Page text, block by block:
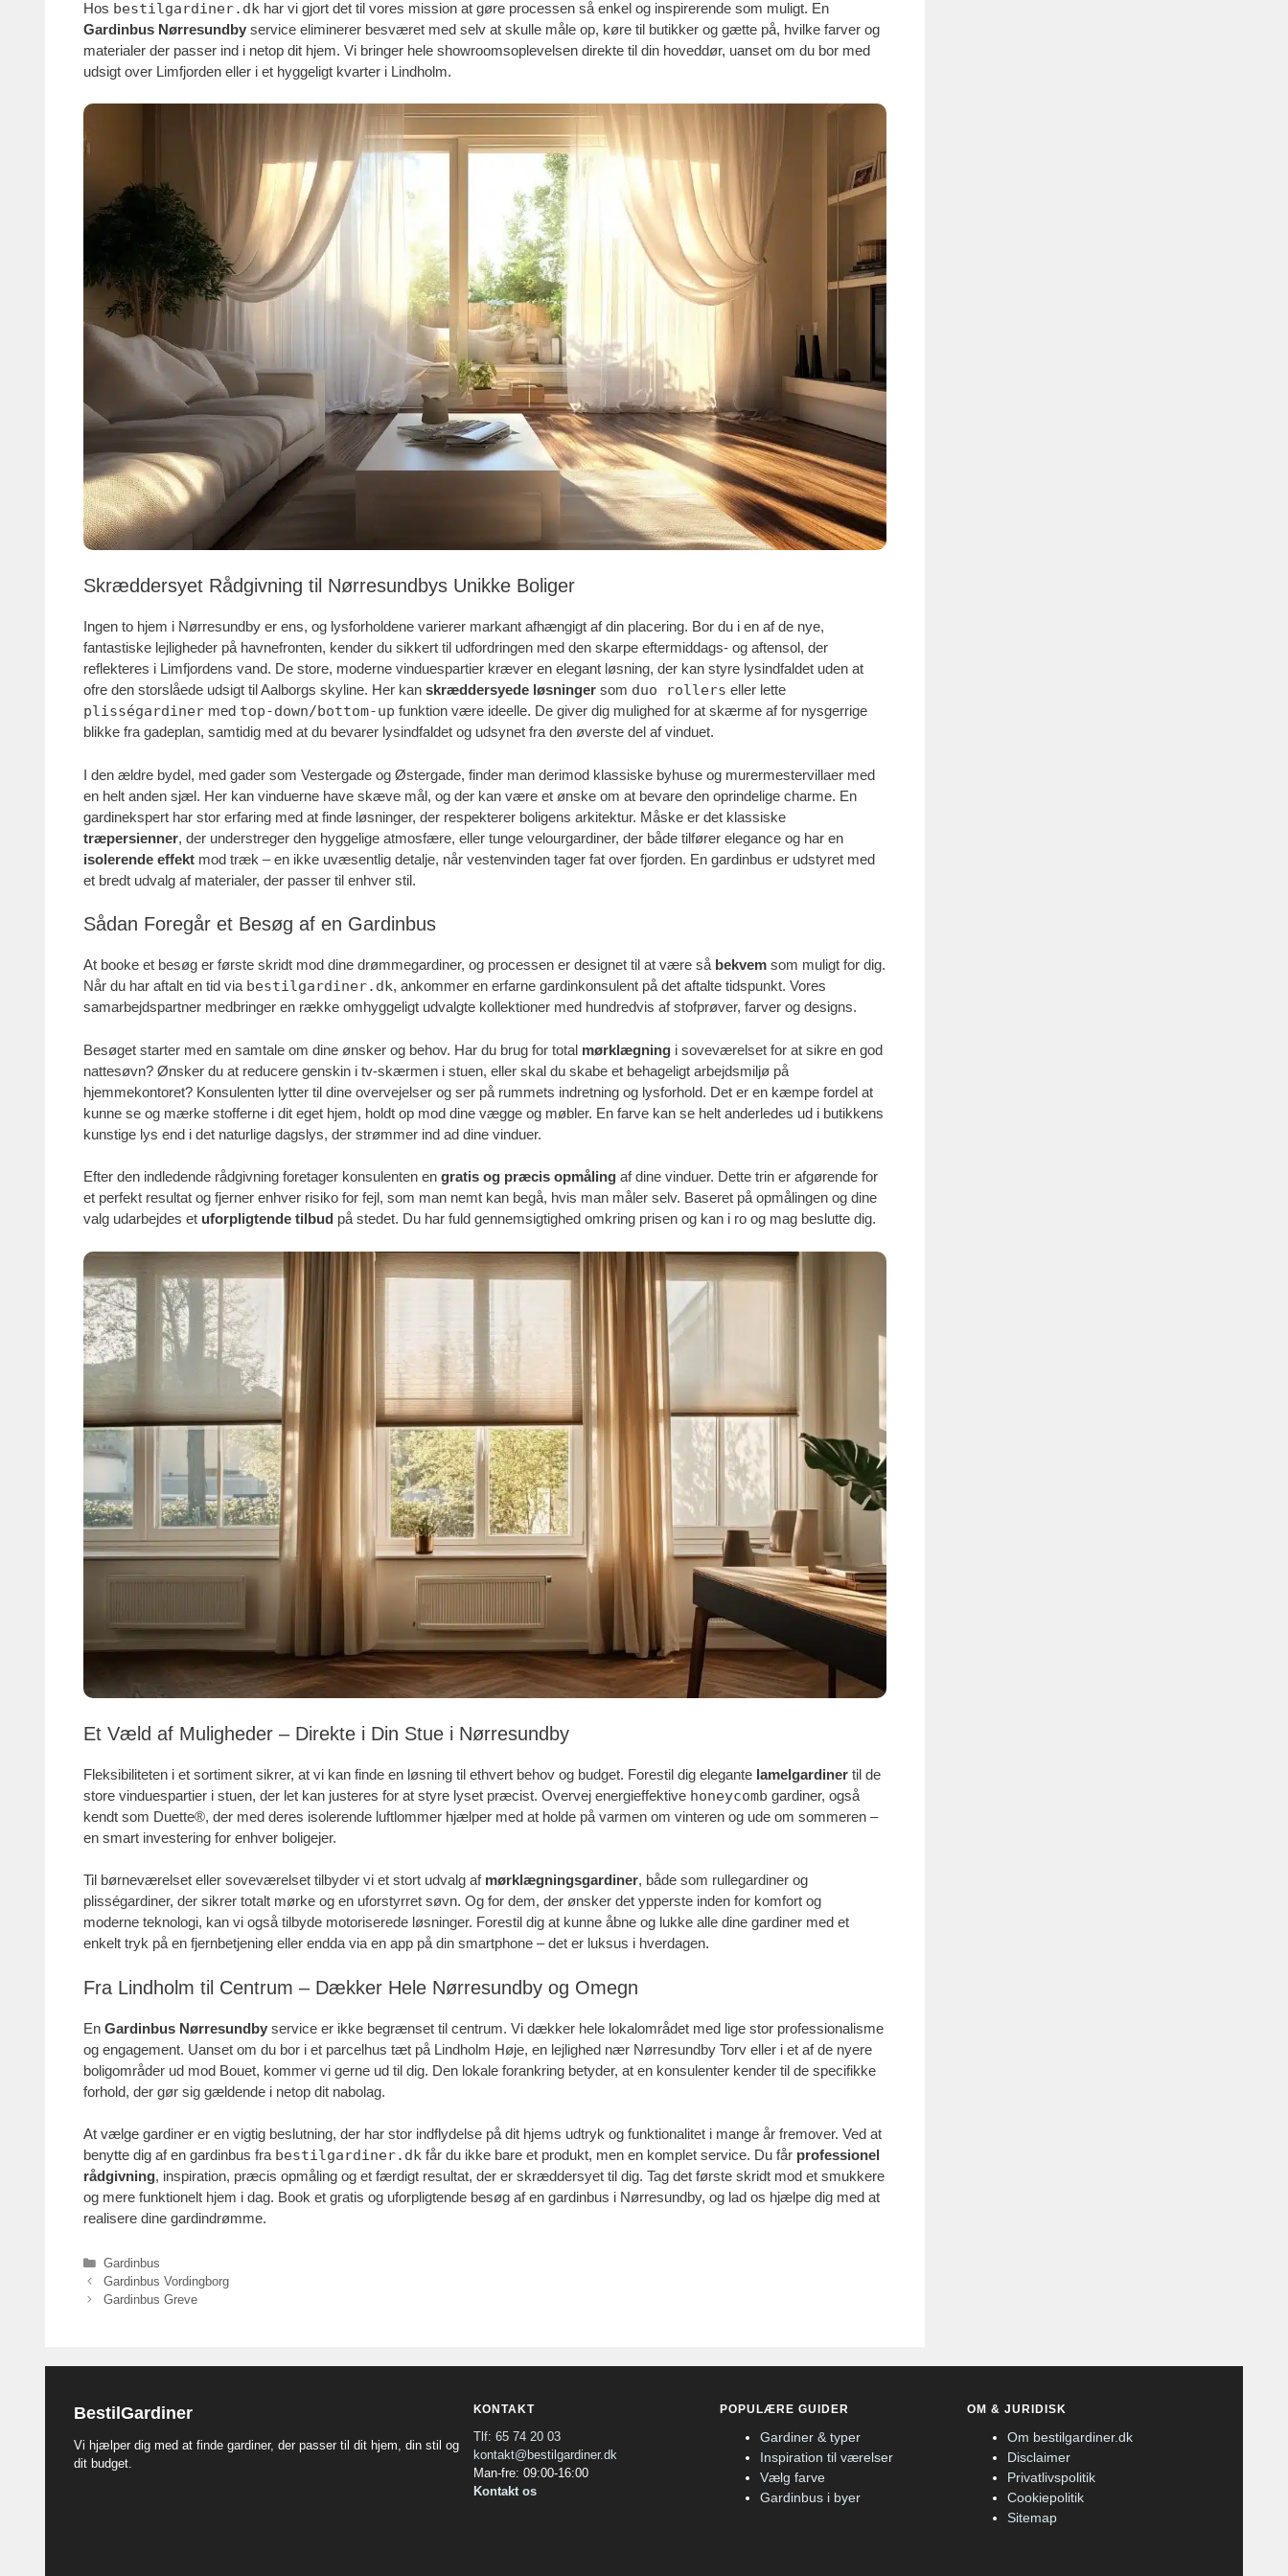
Hos bestilgardiner.dk har vi gjort det til vores mission at gøre processen så enkel og inspirerende som muligt. En
Gardinbus Nørresundby service eliminerer besværet med selv at skulle måle op, køre til butikker og gætte på, hvilke farver og
materialer der passer ind i netop dit hjem. Vi bringer hele showroomsoplevelsen direkte til din hoveddør, uanset om du bor med
udsigt over Limfjorden eller i et hyggeligt kvarter i Lindholm.
Skræddersyet Rådgivning til Nørresundbys Unikke Boliger
Ingen to hjem i Nørresundby er ens, og lysforholdene varierer markant afhængigt af din placering. Bor du i en af de nye,
fantastiske lejligheder på havnefronten, kender du sikkert til udfordringen med den skarpe eftermiddags- og aftensol, der
reflekteres i Limfjordens vand. De store, moderne vinduespartier kræver en elegant løsning, der kan styre lysindfaldet uden at
ofre den storslåede udsigt til Aalborgs skyline. Her kan skræddersyede løsninger som duo rollers eller lette
plisségardiner med top-down/bottom-up funktion være ideelle. De giver dig mulighed for at skærme af for nysgerrige
blikke fra gadeplan, samtidig med at du bevarer lysindfaldet og udsynet fra den øverste del af vinduet.
I den ældre bydel, med gader som Vestergade og Østergade, finder man derimod klassiske byhuse og murermestervillaer med
en helt anden sjæl. Her kan vinduerne have skæve mål, og der kan være et ønske om at bevare den oprindelige charme. En
gardinekspert har stor erfaring med at finde løsninger, der respekterer boligens arkitektur. Måske er det klassiske
træpersienner, der understreger den hyggelige atmosfære, eller tunge velourgardiner, der både tilfører elegance og har en
isolerende effekt mod træk – en ikke uvæsentlig detalje, når vestenvinden tager fat over fjorden. En gardinbus er udstyret med
et bredt udvalg af materialer, der passer til enhver stil.
Sådan Foregår et Besøg af en Gardinbus
At booke et besøg er første skridt mod dine drømmegardiner, og processen er designet til at være så bekvem som muligt for dig.
Når du har aftalt en tid via bestilgardiner.dk, ankommer en erfarne gardinkonsulent på det aftalte tidspunkt. Vores
samarbejdspartner medbringer en række omhyggeligt udvalgte kollektioner med hundredvis af stofprøver, farver og designs.
Besøget starter med en samtale om dine ønsker og behov. Har du brug for total mørklægning i soveværelset for at sikre en god
nattesøvn? Ønsker du at reducere genskin i tv-skærmen i stuen, eller skal du skabe et behageligt arbejdsmiljø på
hjemmekontoret? Konsulenten lytter til dine overvejelser og ser på rummets indretning og lysforhold. Det er en kæmpe fordel at
kunne se og mærke stofferne i dit eget hjem, holdt op mod dine vægge og møbler. En farve kan se helt anderledes ud i butikkens
kunstige lys end i det naturlige dagslys, der strømmer ind ad dine vinduer.
Efter den indledende rådgivning foretager konsulenten en gratis og præcis opmåling af dine vinduer. Dette trin er afgørende for
et perfekt resultat og fjerner enhver risiko for fejl, som man nemt kan begå, hvis man måler selv. Baseret på opmålingen og dine
valg udarbejdes et uforpligtende tilbud på stedet. Du har fuld gennemsigtighed omkring prisen og kan i ro og mag beslutte dig.
Et Væld af Muligheder – Direkte i Din Stue i Nørresundby
Fleksibiliteten i et sortiment sikrer, at vi kan finde en løsning til ethvert behov og budget. Forestil dig elegante lamelgardiner til de
store vinduespartier i stuen, der let kan justeres for at styre lyset præcist. Overvej energieffektive honeycomb gardiner, også
kendt som Duette®, der med deres isolerende luftlommer hjælper med at holde på varmen om vinteren og ude om sommeren –
en smart investering for enhver boligejer.
Til børneværelset eller soveværelset tilbyder vi et stort udvalg af mørklægningsgardiner, både som rullegardiner og
plisségardiner, der sikrer totalt mørke og en uforstyrret søvn. Og for dem, der ønsker det ypperste inden for komfort og
moderne teknologi, kan vi også tilbyde motoriserede løsninger. Forestil dig at kunne åbne og lukke alle dine gardiner med et
enkelt tryk på en fjernbetjening eller endda via en app på din smartphone – det er luksus i hverdagen.
Fra Lindholm til Centrum – Dækker Hele Nørresundby og Omegn
En Gardinbus Nørresundby service er ikke begrænset til centrum. Vi dækker hele lokalområdet med lige stor professionalisme
og engagement. Uanset om du bor i et parcelhus tæt på Lindholm Høje, en lejlighed nær Nørresundby Torv eller i et af de nyere
boligområder ud mod Bouet, kommer vi gerne ud til dig. Den lokale forankring betyder, at en konsulenter kender til de specifikke
forhold, der gør sig gældende i netop dit nabolag.
At vælge gardiner er en vigtig beslutning, der har stor indflydelse på dit hjems udtryk og funktionalitet i mange år fremover. Ved at
benytte dig af en gardinbus fra bestilgardiner.dk får du ikke bare et produkt, men en komplet service. Du får professionel
rådgivning, inspiration, præcis opmåling og et færdigt resultat, der er skræddersyet til dig. Tag det første skridt mod et smukkere
og mere funktionelt hjem i dag. Book et gratis og uforpligtende besøg af en gardinbus i Nørresundby, og lad os hjælpe dig med at
realisere dine gardindrømme.
Kategorier
Gardinbus
Gardinbus Vordingborg
Gardinbus Greve
BestilGardiner
Vi hjælper dig med at finde gardiner, der passer til dit hjem, din stil og
dit budget.
KONTAKT
Tlf: 65 74 20 03
kontakt@bestilgardiner.dk
Man-fre: 09:00-16:00
Kontakt os
POPULÆRE GUIDER
Gardiner & typer
Inspiration til værelser
Vælg farve
Gardinbus i byer
OM & JURIDISK
Om bestilgardiner.dk
Disclaimer
Privatlivspolitik
Cookiepolitik
Sitemap